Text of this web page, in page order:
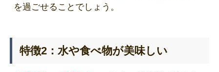
を過ごせることでしょう。
特徴2：水や食べ物が美味しい